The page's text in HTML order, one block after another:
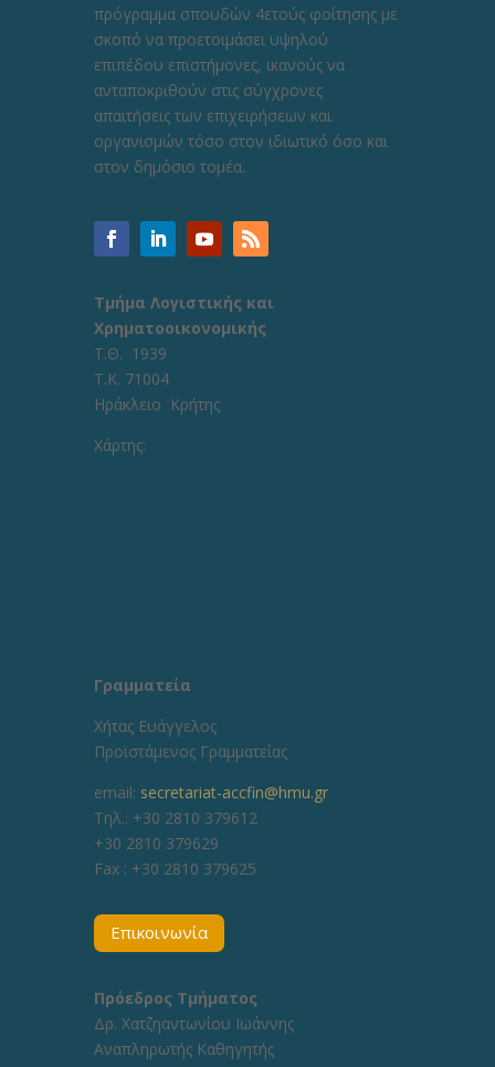
πρόγραμμα σπουδών 4ετούς φοίτησης με
σκοπό να προετοιμάσει υψηλού
επιπέδου επιστήμονες, ικανούς να
ανταποκριθούν στις σύγχρονες
απαιτήσεις των επιχειρήσεων και
οργανισμών τόσο στον ιδιωτικό όσο και
στον δημόσιο τομέα.
Τμήμα Λογιστικής και
Χρηματοοικονομικής
Τ.Θ. 1939
Τ.Κ. 71004
Ηράκλειο Κρήτης
Χάρτης:
Γραμματεία
Χήτας Ευάγγελος
Προϊστάμενος Γραμματείας
email: secretariat-accfin@hmu.gr
Τηλ.: +30 2810 379612
+30 2810 379629
Fax : +30 2810 379625
Επικοινωνία
Πρόεδρος Τμήματος
Δρ. Χατζηαντωνίου Ιωάννης
Αναπληρωτής Καθηγητής